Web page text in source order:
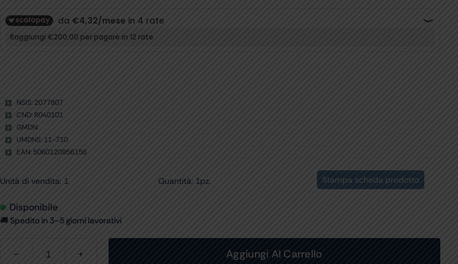
NSIS: 2077807
CND: R040101
GMDN:
UMDNS: 11-710
EAN: 5060120956156
Unità di vendita: 1 Quantità: 1pz. Stampa scheda prodotto
Disponibile
🚚 Spedito in 3–5 giorni lavorativi
FILTRO
Aggiungi Al Carrello